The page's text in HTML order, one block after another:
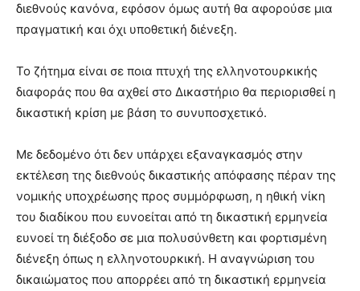
διεθνούς κανόνα, εφόσον όμως αυτή θα αφορούσε μια
πραγματική και όχι υποθετική διένεξη.
Το ζήτημα είναι σε ποια πτυχή της ελληνοτουρκικής
διαφοράς που θα αχθεί στο Δικαστήριο θα περιορισθεί η
δικαστική κρίση με βάση το συνυποσχετικό.
Με δεδομένο ότι δεν υπάρχει εξαναγκασμός στην
εκτέλεση της διεθνούς δικαστικής απόφασης πέραν της
νομικής υποχρέωσης προς συμμόρφωση, η ηθική νίκη
του διαδίκου που ευνοείται από τη δικαστική ερμηνεία
ευνοεί τη διέξοδο σε μια πολυσύνθετη και φορτισμένη
διένεξη όπως η ελληνοτουρκική. Η αναγνώριση του
δικαιώματος που απορρέει από τη δικαστική ερμηνεία